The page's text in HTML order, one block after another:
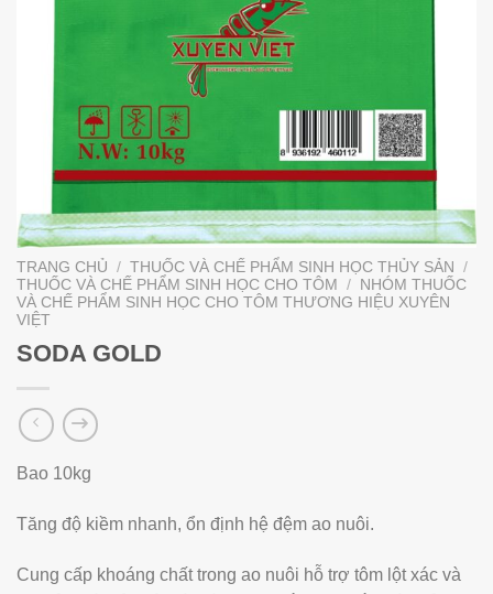
TRANG CHỦ / THUỐC VÀ CHẾ PHẨM SINH HỌC THỦY SẢN
/
THUỐC VÀ CHẾ PHẨM SINH HỌC CHO TÔM
/
NHÓM THUỐC
VÀ CHẾ PHẨM SINH HỌC CHO TÔM THƯƠNG HIỆU XUYÊN
VIỆT
SODA GOLD
Bao 10kg
Tăng độ kiềm nhanh, ổn định hệ đệm ao nuôi.
Cung cấp khoáng chất trong ao nuôi hỗ trợ tôm lột xác và